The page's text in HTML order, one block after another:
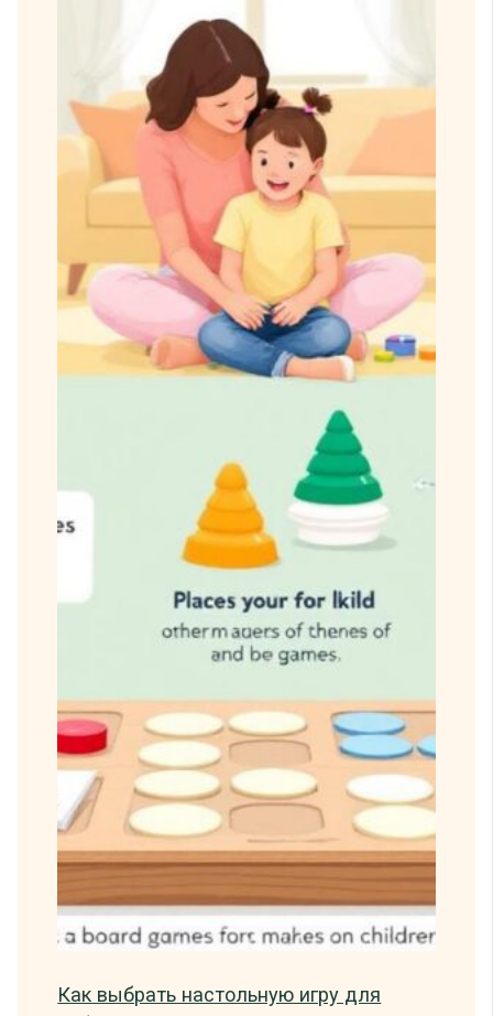
Как выбрать настольную игру для